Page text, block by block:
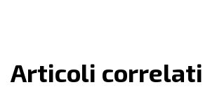
Articoli correlati